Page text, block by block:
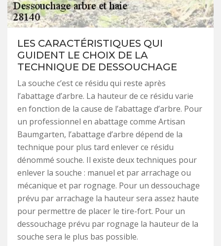
LES CARACTÉRISTIQUES QUI
GUIDENT LE CHOIX DE LA
TECHNIQUE DE DESSOUCHAGE
La souche c’est ce résidu qui reste après
l’abattage d’arbre. La hauteur de ce résidu varie
en fonction de la cause de l’abattage d’arbre. Pour
un professionnel en abattage comme Artisan
Baumgarten, l’abattage d’arbre dépend de la
technique pour plus tard enlever ce résidu
dénommé souche. Il existe deux techniques pour
enlever la souche : manuel et par arrachage ou
mécanique et par rognage. Pour un dessouchage
prévu par arrachage la hauteur sera assez haute
pour permettre de placer le tire-fort. Pour un
dessouchage prévu par rognage la hauteur de la
souche sera le plus bas possible.